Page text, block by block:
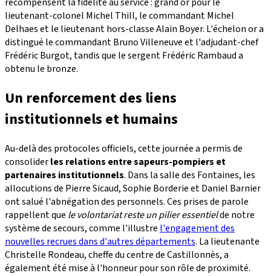
récompensent la fidélité au service : grand or pour le
lieutenant-colonel Michel Thill, le commandant Michel
Delhaes et le lieutenant hors-classe Alain Boyer. L'échelon or a
distingué le commandant Bruno Villeneuve et l'adjudant-chef
Frédéric Burgot, tandis que le sergent Frédéric Rambaud a
obtenu le bronze.
Un renforcement des liens
institutionnels et humains
Au-delà des protocoles officiels, cette journée a permis de
consoliderles relations entre sapeurs-pompiers et
partenaires institutionnels. Dans la salle des Fontaines, les
allocutions de Pierre Sicaud, Sophie Borderie et Daniel Barnier
ont salué l'abnégation des personnels. Ces prises de parole
rappellent que le volontariat reste un pilier essentielde notre
système de secours, comme l'illustre l'engagement des
nouvelles recrues dans d'autres départements. La lieutenante
Christelle Rondeau, cheffe du centre de Castillonnès, a
également été mise à l'honneur pour son rôle de proximité.